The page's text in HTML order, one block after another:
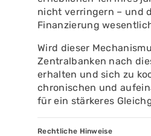
nicht verringern – und
Finanzierung
Wird dieser
Zentralbanken nach
erhalten und sich zu
chronischen und
für ein stärkeres
Rechtliche Hinweise